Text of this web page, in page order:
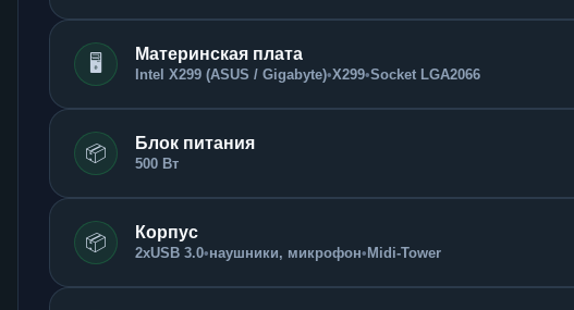
🖥️ Материнская плата
Intel X299 (ASUS / Gigabyte)•X299•Socket LGA2066
📦 Блок питания
500 Вт
📦 Корпус
2xUSB 3.0•наушники, микрофон• Midi-Tower